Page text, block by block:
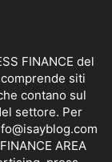
FINANCE del
siti
contano sul
settore. Per
AREA